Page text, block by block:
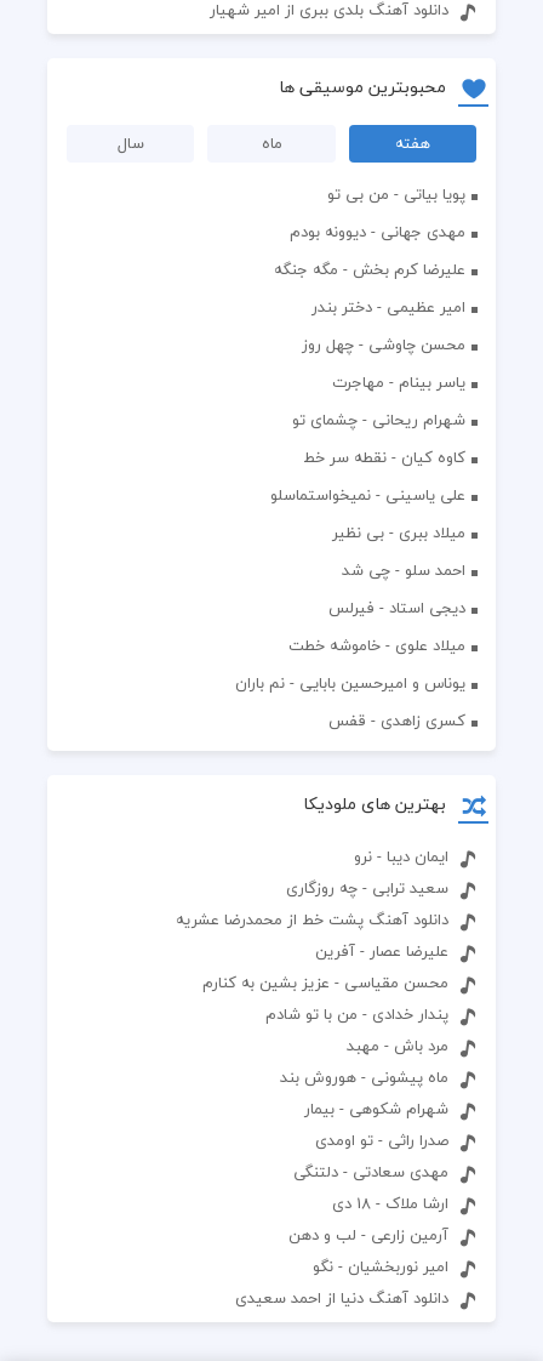
دانلود آهنگ بلدی ببری از امیر شهیار
محبوبترین موسیقی ها
هفته ماه
سال
پویا بیاتی - من بی تو
مهدی جهانی - دیوونه بودم
علیرضا کرم بخش - مگه جنگه
امیر عظیمی - دختر بندر
محسن چاوشی - چهل روز
یاسر بینام - مهاجرت
شهرام ریحانی - چشمای تو
کاوه کیان - نقطه سر خط
علی یاسینی - نمیخواستماسلو
میلاد ببری - بی نظیر
احمد سلو - چی شد
دیجی استاد - فیرلس
میلاد علوی - خاموشه خطت
یوناس و امیرحسین بابایی - نم باران
کسری زاهدی - قفس
بهترین های ملودیکا
ایمان دیبا - نرو
سعید ترابی - چه روزگاری
دانلود آهنگ پشت خط از محمدرضا عشریه
علیرضا عصار - آفرین
محسن مقیاسی - عزیز بشین به کنارم
پندار خدادی - من با تو شادم
مرد باش - مهبد
ماه پیشونی - هوروش بند
شهرام شکوهی - بیمار
صدرا راثی - تو اومدی
مهدی سعادتی - دلتنگی
ارشا ملاک - 18 دی
آرمین زارعی - لب و دهن
امیر نوربخشیان - نگو
دانلود آهنگ دنیا از احمد سعیدی